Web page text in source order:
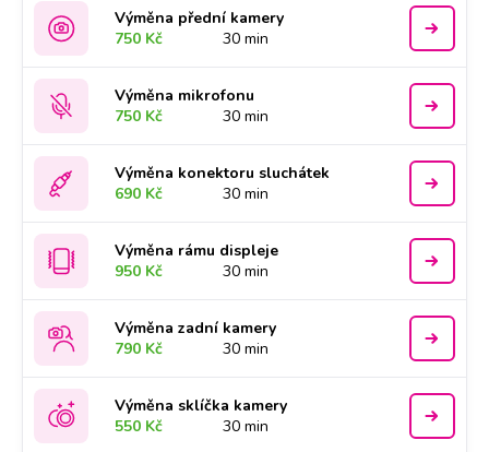
Výměna přední kamery
750 Kč
30 min
Výměna mikrofonu
750 Kč
30 min
Výměna konektoru sluchátek
690 Kč
30 min
Výměna rámu displeje
950 Kč
30 min
Výměna zadní kamery
790 Kč
30 min
Výměna sklíčka kamery
550 Kč
30 min